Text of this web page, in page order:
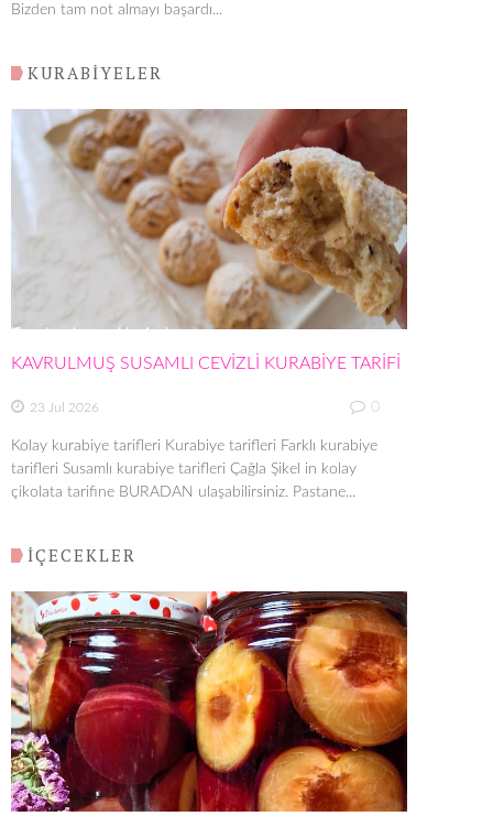
Bizden tam not almayı başardı...
KURABİYELER
KAVRULMUŞ SUSAMLI CEVİZLİ KURABİYE TARİFİ
23 Jul 2026 0
Kolay kurabiye tarifleri Kurabiye tarifleri Farklı kurabiye
tarifleri Susamlı kurabiye tarifleri Çağla Şikel in kolay
çikolata tarifine BURADAN ulaşabilirsiniz. Pastane...
İÇECEKLER